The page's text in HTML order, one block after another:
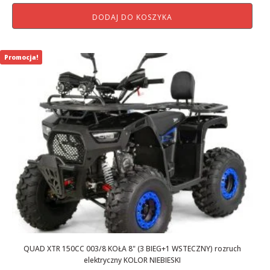
cena
wynosiła:
cena
wynosi:
499,00 zł.
DODAJ DO KOSZYKA
QUAD XTR 150CC 003/8 KOŁA 8" (3 BIEG+1 WSTECZNY) rozruch
elektryczny KOLOR NIEBIESKI
Promocja!